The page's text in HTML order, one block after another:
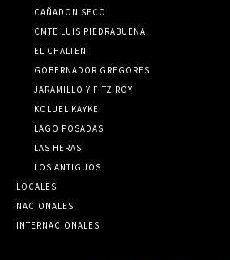
CAÑADON SECO
CMTE LUIS PIEDRABUENA
EL CHALTEN
GOBERNADOR GREGORES
JARAMILLO Y FITZ ROY
KOLUEL KAYKE
LAGO POSADAS
LAS HERAS
LOS ANTIGUOS
LOCALES
NACIONALES
INTERNACIONALES